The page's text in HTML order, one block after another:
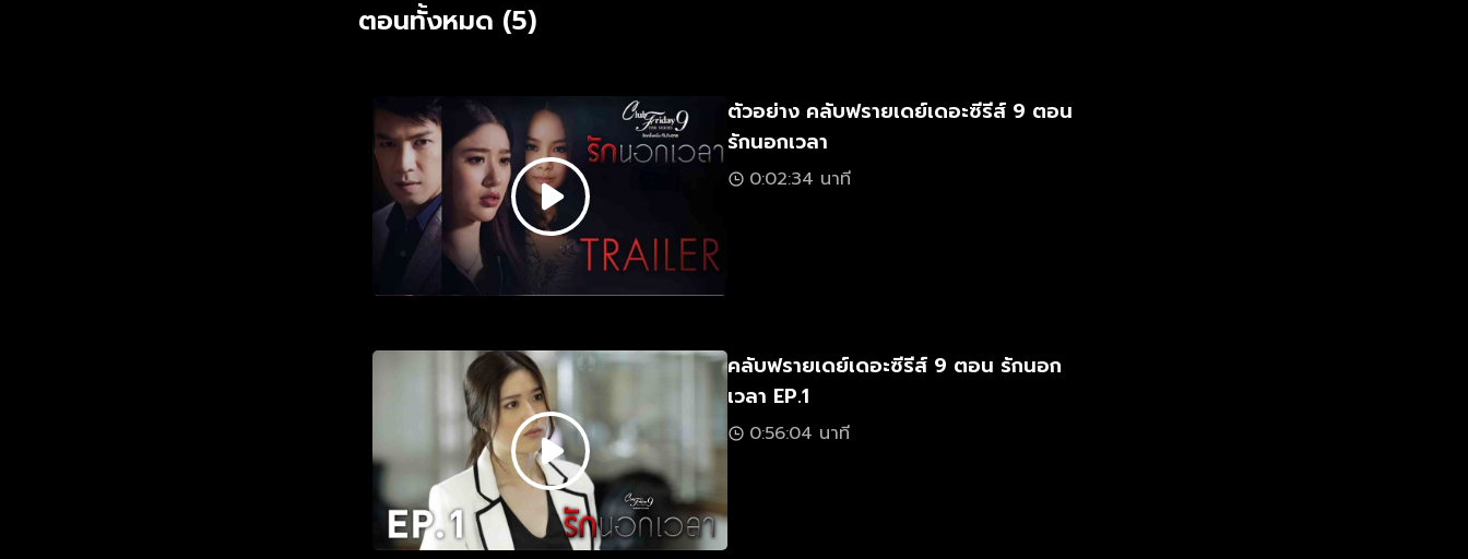
ตอนทั้งหมด (5)
ตัวอย่าง คลับฟรายเดย์เดอะซีรีส์ 9 ตอน
รักนอกเวลา
0:02:34 นาที
คลับฟรายเดย์เดอะซีรีส์ 9 ตอน รักนอก
เวลา EP.1
0:56:04 นาที